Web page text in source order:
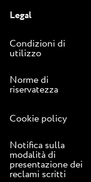
Legal
Condizioni di
utilizzo
Norme di
riservatezza
Cookie policy
Notifica sulla
modalità di
presentazione dei
reclami scritti